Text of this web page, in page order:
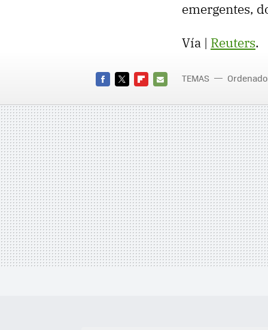
emergentes,
Vía | Reuters.
MAIL
TEMAS